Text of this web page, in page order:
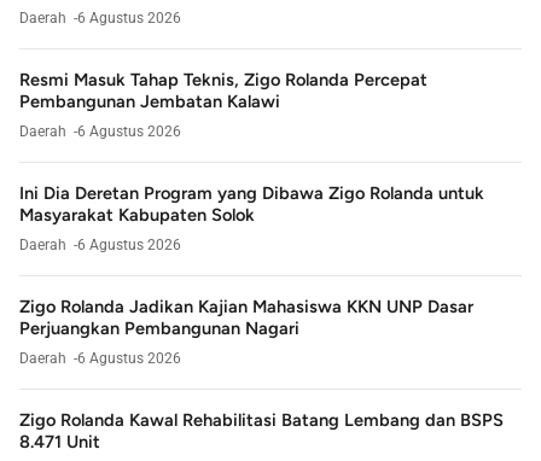
Daerah 6 Agustus 2026
Resmi Masuk Tahap Teknis, Zigo Rolanda Percepat
Pembangunan Jembatan Kalawi
Daerah 6 Agustus 2026
Ini Dia Deretan Program yang Dibawa Zigo Rolanda untuk
Masyarakat Kabupaten Solok
Daerah 6 Agustus 2026
Zigo Rolanda Jadikan Kajian Mahasiswa KKN UNP Dasar
Perjuangkan Pembangunan Nagari
Daerah 6 Agustus 2026
Zigo Rolanda Kawal Rehabilitasi Batang Lembang dan BSPS
8.471 Unit